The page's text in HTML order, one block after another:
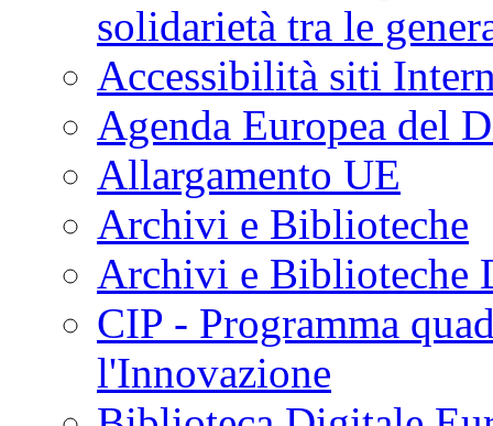
solidarietà tra le
Accessibilità siti
Agenda Europea del
Allargamento UE
Archivi e Biblioteche
Archivi e Biblioteche
CIP - Programma
l'Innovazione